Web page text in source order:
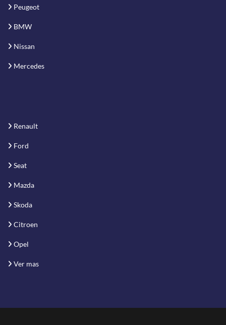
Peugeot
BMW
Nissan
Mercedes
Renault
Ford
Seat
Mazda
Skoda
Citroen
Opel
Ver mas